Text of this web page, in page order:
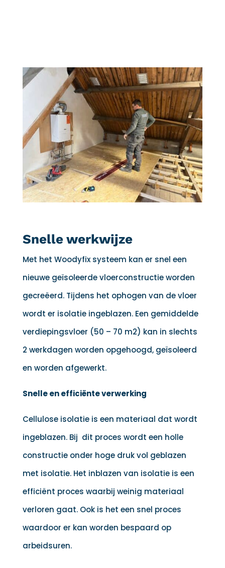
Snelle werkwijze
Met het Woodyfix systeem kan er snel een
nieuwe geïsoleerde vloerconstructie worden
gecreëerd. Tijdens het ophogen van de vloer
wordt er isolatie ingeblazen. Een gemiddelde
verdiepingsvloer (50 – 70 m2) kan in slechts
2 werkdagen worden opgehoogd, geïsoleerd
en worden afgewerkt.
Snelle en efficiënte verwerking
Cellulose isolatie is een materiaal dat wordt
ingeblazen. Bij dit proces wordt een holle
constructie onder hoge druk vol geblazen
met isolatie. Het inblazen van isolatie is een
efficiënt proces waarbij weinig materiaal
verloren gaat. Ook is het een snel proces
waardoor er kan worden bespaard op
arbeidsuren.